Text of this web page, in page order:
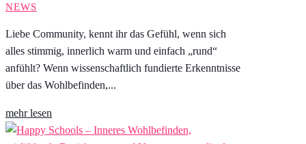
NEWS
Liebe Community, kennt ihr das Gefühl, wenn sich
alles stimmig, innerlich warm und einfach „rund“
anfühlt? Wenn wissenschaftlich fundierte Erkenntnisse
über das Wohlbefinden,...
mehr lesen